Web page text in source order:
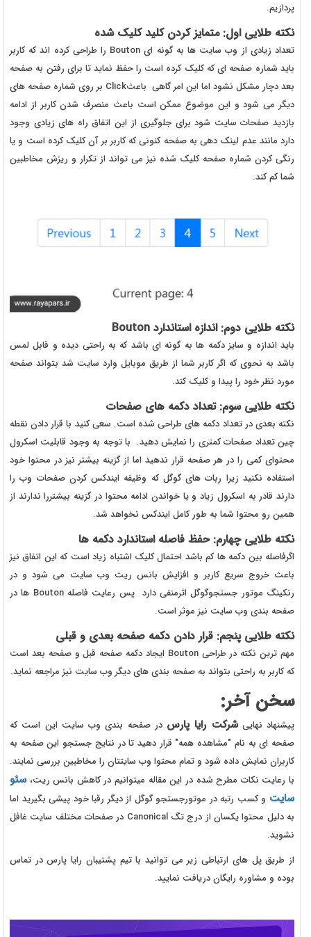
پردازیم.
نکته طلایی اول: متمایز کردن کلید کلیک شده
تعداد زیادی از وب سایت ها به گونه ای Bouton را طراحی کرده اند که کاربر
باید شماره صفحه ای که کلیک کرده است را حفظ نماید تا برای رفتن به صفحه
بعد دچار مشکل نشود اما این امر گاهی باعثClick بر روی شماره صفحه های
دیگر می شود و این موضوع ممکن است باعث منصرف شدن کاربر از ادامه
بازدید صفحات سایت شود برای جلوگیری از این اتفاق راه های زیادی وجود
دارد مانند عدم لینک دهی به صفحه کنونی که کاربر بر آن کلیک کرده است و یا
رنگی کردن شماره صفحه کلیک شده نیز می تواند از تکرار و ریزش مخاطبین
شما کم کند.
نکته طلایی دوم: اندازه استاندارد Bouton
باید اندازه و سایز دکمه ها به گونه ای باشد که به راحتی دیده و قابل لمس
باشد به نحوی که اگر کاربر شما از طریق موبایل وارد سایت شد بتواند صفحه
مورد نظر خود را پیدا و کلیک کند.
نکته طلایی سوم: تعداد دکمه های صفحات
نکته بعدی در تعداد دکمه های طراحی شده است. سعی کنید با قرار دادن نقطه
چین تعداد صفحات کمتری را نمایش دهید. با توجه به وجود قابلیت اسکرول
محتوای کمی را در هر صفحه قرار ندهید اما از گزینه بیشتر نیز در محتوا خود
استفاده نکنید زیرا ربات های گوگل که وظیفه ایندکس کردن صفحات وب را
دارند قادر به اسکرول زیاد و یا خواندن ادامه محتوا در گزینه بیشتررا ندارند از
همین رو محتوا شما به طور کامل ایندکس نخواهد شد.
نکته طلایی چهارم: حفظ فاصله استاندارد دکمه ها
اگرفاصله بین دکمه ها کم باشد احتمال کلیک اشتباه زیاد است که این اتفاق نیز
باعث خروج سریع کاربر و افزایش بانس ریت وب سایت می شود و در
رنکینگ موتور جستجوگوگل اثرمنفی دارد پس رعایت فاصله Bouton ها در
صفحه بندی وب سایت نیز موثر است.
نکته طلایی پنجم: قرار دادن دکمه صفحه بعدی و قبلی
مهم ترین نکته در طراحی Bouton ایجاد دکمه صفحه قبل و صفحه بعد است
که کاربر به راحتی بتواند به صفحه بندی های دیگر وب سایت نیز مراجعه نماید.
سخن آخر:
پیشنهاد نهاییشرکت رایا پارس در صفحه بندی وب سایت این است که
صفحه ای به نام "مشاهده همه" قرار دهید تا در نتایج جستجو این صفحه به
کاربران نمایش داده شود و تمام محتوا وب سایتتان را مخاطبین بررسی نمایند.
با رعایت نکات مطرح شده در این مقاله میتوانیم در کاهش بانس ریت،سئو
سایت و کسب رتبه در موتورجستجو گوگل از دیگر رقبا خود پیشی بگیرید اما
به دلیل محتوا یکسان از درج تگ Canonical در صفحات مختلف سایت غافل
نشوید.
از طریق پل های ارتباطی زیر می توانید با تیم پشتیبان رایا پارس در تماس
بوده و مشاوره رایگان دریافت نمایید.